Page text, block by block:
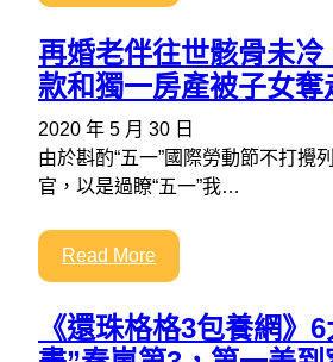
再婚老伴往世骸骨未冷
款和獨一房產被子女奪
2020 年 5 月 30 日
由於斟酌“五一”國際勞動節不打攪
官，以是過瞭“五一”我…
Read More
《還珠格格3包養網》